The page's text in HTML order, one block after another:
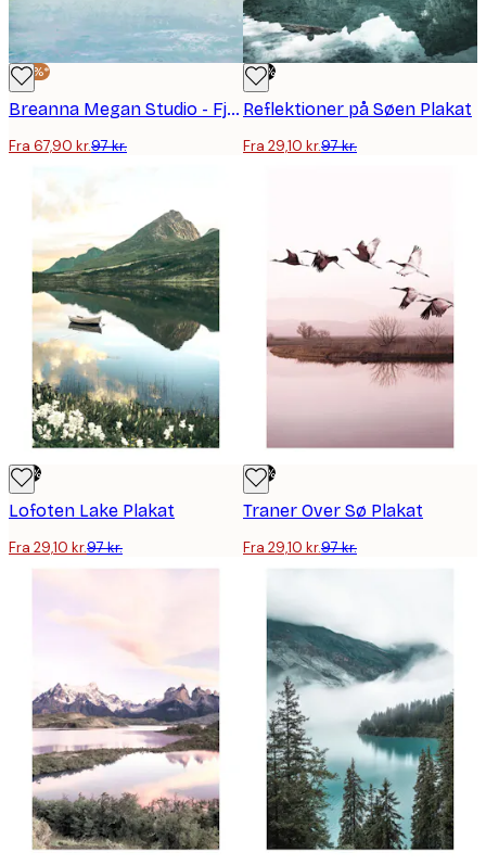
-30%*
Breanna Megan Studio - Fjerne Flyskyer Plakat
Fra 67,90 kr.97 kr.
-70%
Reflektioner på Søen Plakat
Fra 29,10 kr.97 kr.
-70%
Lofoten Lake Plakat
Fra 29,10 kr.97 kr.
-70%
Traner Over Sø Plakat
Fra 29,10 kr.97 kr.